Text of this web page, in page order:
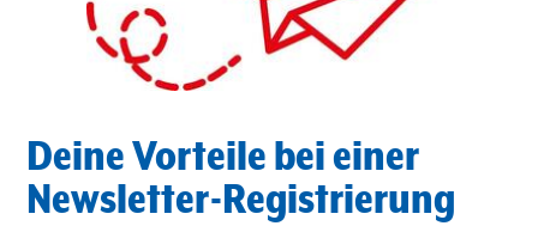
Deine Vorteile bei einer
Newsletter-Registrierung